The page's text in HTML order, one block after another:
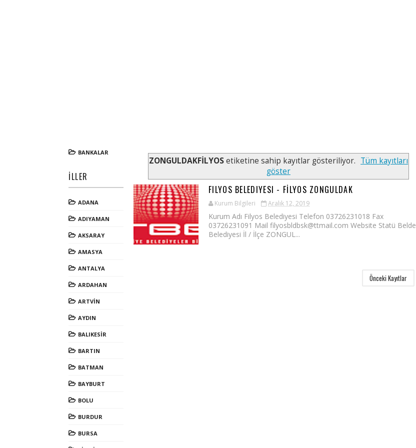
BANKALAR
İLLER
ADANA
ADIYAMAN
AKSARAY
AMASYA
ANTALYA
ARDAHAN
ARTVİN
AYDIN
BALIKESİR
BARTIN
BATMAN
BAYBURT
BOLU
BURDUR
BURSA
ZONGULDAKFİLYOSetiketine sahip kayıtlar gösteriliyor. Tüm kayıtları
göster
FILYOS BELEDIYESI - FİLYOS ZONGULDAK
Kurum Bilgileri Aralık 12, 2019
Kurum Adı Filyos Belediyesi Telefon 03726231018 Fax
03726231091 Mail filyosbldbsk@ttmail.com Website Statü Belde
Belediyesi İl / İlçe ZONGUL...
Önceki Kayıtlar